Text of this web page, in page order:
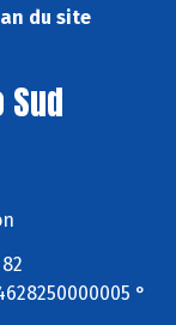
du site
°